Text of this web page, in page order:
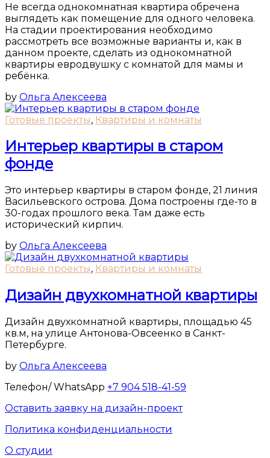
Не всегда однокомнатная квартира обречена
выглядеть как помещение для одного человека.
На стадии проектирования необходимо
рассмотреть все возможные варианты и, как в
данном проекте, сделать из однокомнатной
квартиры евродвушку с комнатой для мамы и
ребёнка.
by Ольга Алексеева
Готовые проекты, Квартиры и комнаты
Интерьер квартиры в старом
фонде
Это интерьер квартиры в старом фонде, 21 линия
Васильевского острова. Дома построены где-то в
30-годах прошлого века. Там даже есть
исторический кирпич.
by Ольга Алексеева
Готовые проекты, Квартиры и комнаты
Дизайн двухкомнатной квартиры
Дизайн двухкомнатной квартиры, площадью 45
кв.м, на улице Антонова-Овсеенко в Санкт-
Петербурге.
by Ольга Алексеева
Телефон/ WhatsApp +7 904 518-41-59
Оставить заявку на дизайн-проект
Политика конфиденциальности
О студии